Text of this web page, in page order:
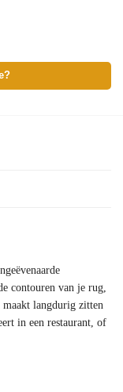
contouren van je rug,
langdurig zitten
in een restaurant, of